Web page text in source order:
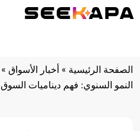
الصفحة الرئيسية » أخبار الأسواق »
النمو السنوي: فهم ديناميات السوق